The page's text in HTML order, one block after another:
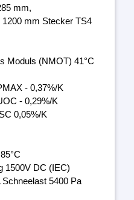
mm,
mm Stecker TS4
Moduls (NMOT) 41°C
- 0,37%/K
- 0,29%/K
0,05%/K
1500V DC (IEC)
5400 Pa